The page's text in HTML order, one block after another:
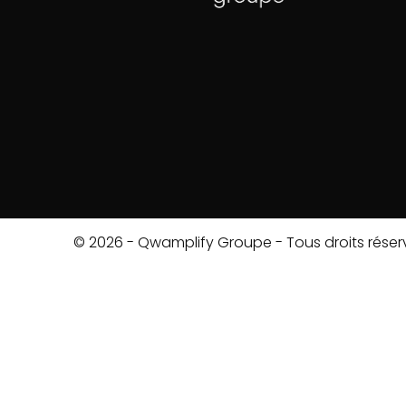
© 2026 - Qwamplify Groupe - Tous droits